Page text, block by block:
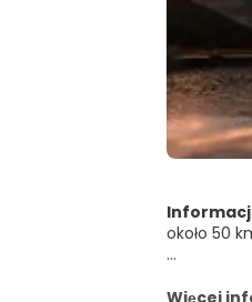
około 50
Więcej